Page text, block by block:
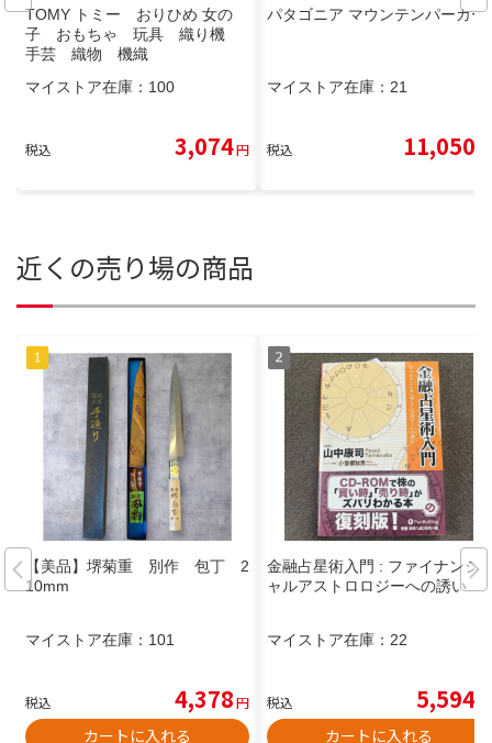
TOMY トミー おりひめ 女の
子 おもちゃ 玩具 織り機
手芸 織物 機織
マイストア在庫： 100
税込 3,074円
パタゴニア マウンテンパーカー
マイストア在庫： 21
税込 11,050
近くの売り場の商品
【美品】堺菊重 別作 包丁 2
10mm
マイストア在庫： 101
税込 4,378円
カートに入れる
金融占星術入門 : ファイナンシ
ャルアストロロジーへの誘い
マイストア在庫： 22
税込 5,594
カートに入れる